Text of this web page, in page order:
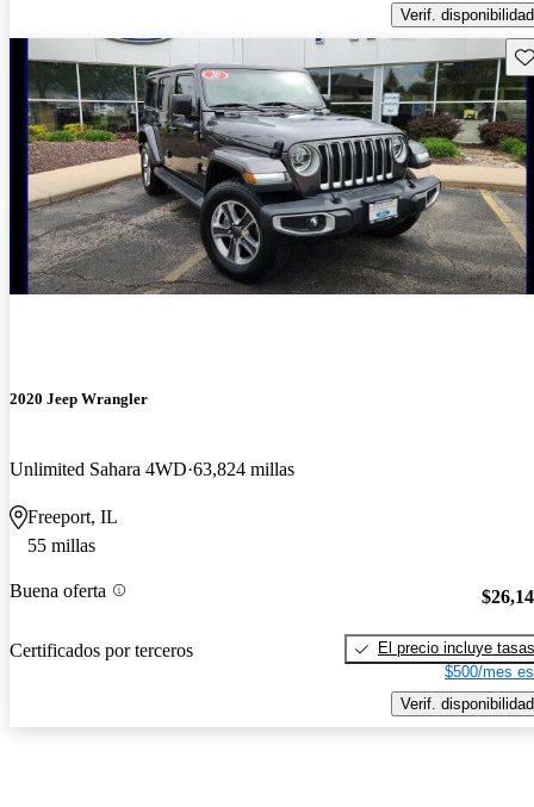
Verif. disponibilidad
2020 Jeep Wrangler
Unlimited Sahara 4WD 63,824 millas
Freeport, IL
55 millas
Buena oferta
Certificados por terceros
El precio incluye tasas
$500/mes
Verif. disponibilidad